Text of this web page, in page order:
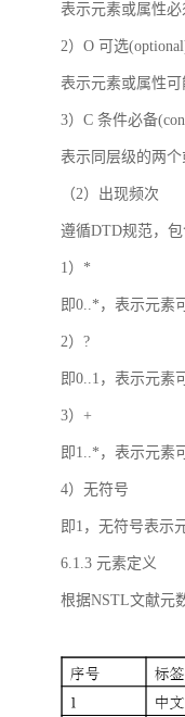
表示元素或属性
2）O 可选
表示元素或属性
3）C 条件必备
表示同层级的两
（2）出现频次
遵循DTD规范，
1）*
即0..*，表示元素
2）?
即0..1，表示元素
3）+
即1..*，表示元素
4）无符号
即1，无符号表示
6.1.3 元素定义
根据NSTL文献元